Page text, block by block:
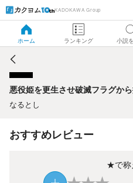
KADOKAWA Group
ホーム ランキング 小説
悪役姫を更生させ破滅フラグ
悪役姫を更生させ破滅フラグか
なるとし
おすすめレビュー
★で称